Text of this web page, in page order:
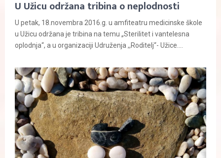
U Užicu održana tribina o neplodnosti
U petak, 18.novembra 2016.g. u amfiteatru medicinske škole
u Užicu održana je tribina na temu „Sterilitet i vantelesna
oplodnja“, a u organizaciji Udruženja ,,Roditelj“- Užice....